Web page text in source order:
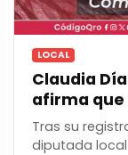
LOCAL
Claudia
afirma que
Tras su
diputada local